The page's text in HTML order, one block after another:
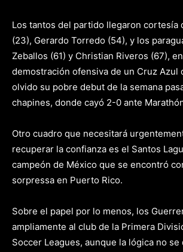
Los tantos del partido llegaron cortesía
(23), Gerardo Torredo (54), y los
Zeballos (61) y Christian Riveros (67),
demostración ofensiva de un Cruz Azul
olvido su pobre debut de la semana
chapines, donde cayó 2-0 ante
Otro cuadro que necesitará
recuperar la confianza es el Santos
campeón de México que se encontró
sorpressa en Puerto Rico.
Sobre el papel por lo menos, los
ampliamente al club de la Primera
Soccer Leagues, aunque la lógica no